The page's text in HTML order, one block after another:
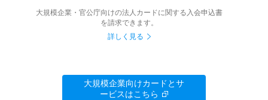
大規模企業・官公庁向けの法人カードに関する入会申込書
を請求できます。
詳しく見る
大規模企業向けカードとサ
ービスはこちら